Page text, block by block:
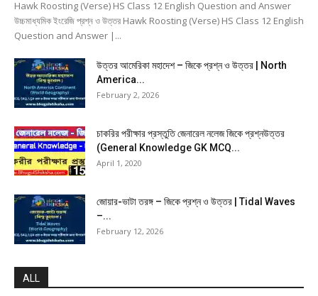
Hawk Roosting (Verse) HS Class 12 English Question and Answer
উচ্চমাধ্যমিক ইংরেজি প্রশ্ন ও উত্তর Hawk Roosting (Verse) HS Class 12 English
Question and Answer |...
উত্তর আমেরিকা মহাদেশ – জিকে প্রশ্ন ও উত্তর | North
America...
February 2, 2026
চাকরির পরীক্ষার প্রস্তুতি জেনারেল নলেজ জিকে প্রশ্নউত্তর
(General Knowledge GK MCQ...
April 1, 2020
জোয়ার-ভাটা তরঙ্গ – জিকে প্রশ্ন ও উত্তর | Tidal Waves
–...
February 12, 2026
ALL